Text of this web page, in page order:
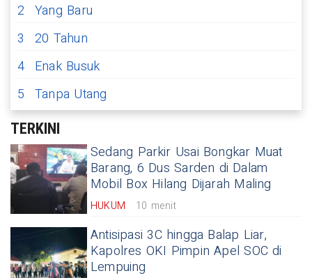
2 Yang Baru
3
20 Tahun
4 Enak Busuk
5 Tanpa Utang
TERKINI
Sedang Parkir Usai Bongkar Muat
Barang, 6 Dus Sarden di Dalam
Mobil Box Hilang Dijarah Maling
HUKUM 10 menit
Antisipasi 3C hingga Balap Liar,
Kapolres OKI Pimpin Apel SOC di
Lempuing